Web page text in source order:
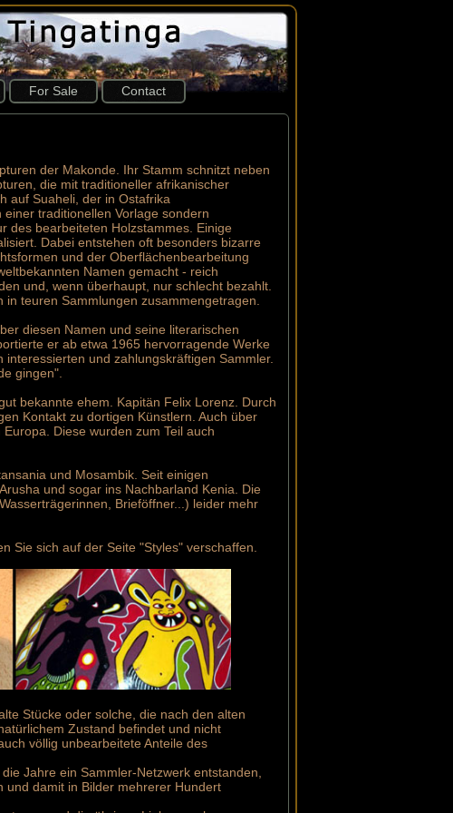
For Sale Contact
der Makonde. Ihr Stamm schnitzt neben
die mit traditioneller afrikanischer
auf Suaheli, der in Ostafrika
traditionellen Vorlage sondern
des bearbeiteten Holzstammes. Einige
Dabei entstehen oft besonders bizarre
und der Oberflächenbearbeitung
Namen gemacht - reich
und, wenn überhaupt, nur schlecht bezahlt.
teuren Sammlungen zusammengetragen.
diesen Namen und seine literarischen
er ab etwa 1965 hervorragende Werke
und zahlungskräftigen Sammler.
gingen".
bekannte ehem. Kapitän Felix Lorenz. Durch
Kontakt zu dortigen Künstlern. Auch über
Diese wurden zum Teil auch
und Mosambik. Seit einigen
und sogar ins Nachbarland Kenia. Die
Brieföffner...) leider mehr
Sie sich auf der Seite "Styles" verschaffen.
Stücke oder solche, die nach den alten
Zustand befindet und nicht
völlig unbearbeitete Anteile des
Jahre ein Sammler-Netzwerk entstanden,
und damit in Bilder mehrerer Hundert